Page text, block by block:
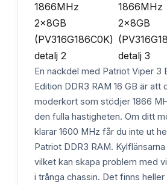
En nackdel med Patriot Viper 3
Edition DDR3 RAM 16 GB är att
moderkort som stödjer 1866
den fulla hastigheten. Om ditt
klarar 1600 MHz får du inte ut
Patriot DDR3 RAM.
vilket kan skapa problem med
i trånga chassin. Det finns